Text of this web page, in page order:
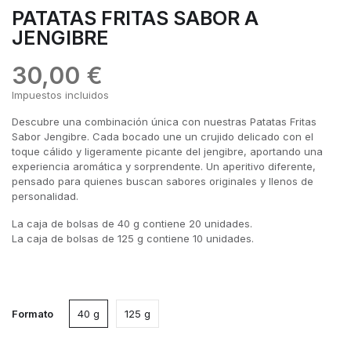
PATATAS FRITAS SABOR A
JENGIBRE
30,00 €
Impuestos incluidos
Descubre una combinación única con nuestras Patatas Fritas
Sabor Jengibre. Cada bocado une un crujido delicado con el
toque cálido y ligeramente picante del jengibre, aportando una
experiencia aromática y sorprendente. Un aperitivo diferente,
pensado para quienes buscan sabores originales y llenos de
personalidad.
La caja de bolsas de 40 g contiene 20 unidades.
La caja de bolsas de 125 g contiene 10 unidades.
Formato 40 g 125 g